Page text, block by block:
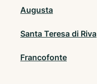
Augusta
Santa Teresa di Riva
Francofonte